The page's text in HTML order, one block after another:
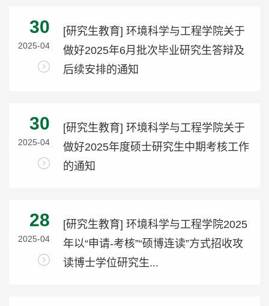
30
2025-04
[研究生教育] 环境科学与工程学院关于
做好2025年6月批次毕业研究生答辩及
后续安排的通知
30
2025-04
[研究生教育] 环境科学与工程学院关于
做好2025年度硕士研究生中期考核工作
的通知
28
2025-04
[研究生教育] 环境科学与工程学院2025
年以“申请-考核”“硕博连读”方式招收攻
读博士学位研究生...